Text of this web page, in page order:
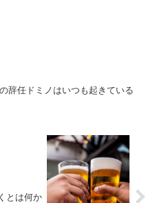
辞任ドミノはいつも起きている
とは何か